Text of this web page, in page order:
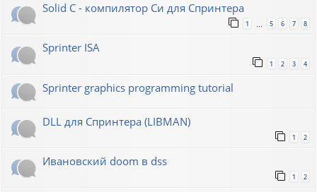
Solid C - компилятор Си для Спринтера
1 … 5 6 7 8
Sprinter ISA
1 2 3 4
Sprinter graphics programming tutorial
DLL для Спринтера (LIBMAN)
1 2
Ивановский doom в dss
1 2